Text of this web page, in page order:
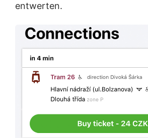
entwerten.